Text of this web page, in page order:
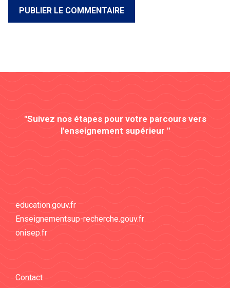
"Suivez nos étapes pour votre parcours vers
l'enseignement supérieur "
education.gouv.fr
Enseignementsup-recherche.gouv.fr
onisep.fr
Contact